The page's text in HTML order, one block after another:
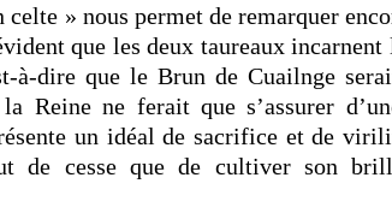
» nous permet de remarquer
que les deux taureaux incarnent
à-dire que le Brun de Cuailnge
Reine ne ferait que s’assurer
un idéal de sacrifice et de
de cesse que de cultiver son